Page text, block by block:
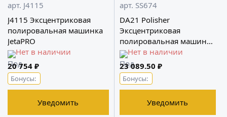
арт. J4115
J4115 Эксцентриковая
полировальная машинка
JetaPRO
Нет в наличии
20 754 ₽
Бонусы:
Уведомить
арт. SS674
DA21 Polisher
Эксцентриковая
полировальная машинка
Shine Systems
Нет в наличии
23 089.50 ₽
Бонусы:
Уведомить